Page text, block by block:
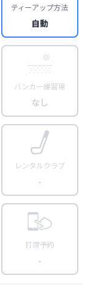
ティーアップ方法
自動
バンカー練習場
なし
レンタルクラブ
-
打席予約
-